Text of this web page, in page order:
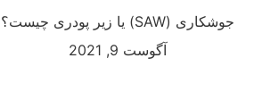
جوشکاری (SAW) یا زیر پودری چیست؟
آگوست 9, 2021